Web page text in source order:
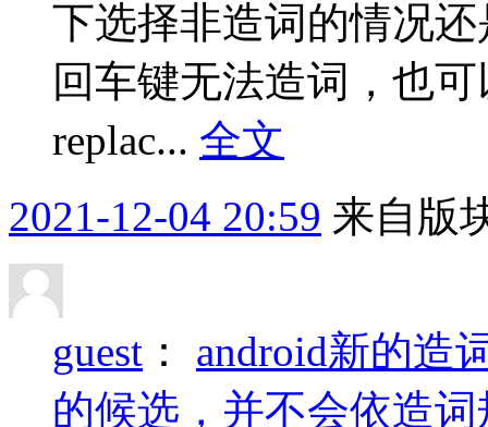
下选择非造词的情况
回车键无法造词，也
replac... 全文
2021-12-04 20:59 来自版
guest ： android新的造
的候选，并不会依造